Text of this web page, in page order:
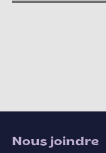
Nous joindre